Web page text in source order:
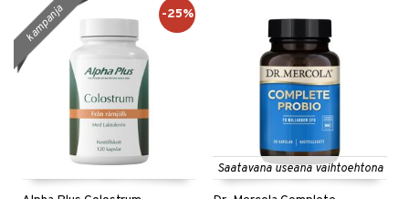
kampanja -25%
Saatavana useana vaihtoehtona